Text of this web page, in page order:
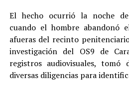
El hecho ocurrió la noche
cuando el hombre abandonó
afueras del recinto
investigación del OS9 de
registros audiovisuales, tomó
diversas diligencias para